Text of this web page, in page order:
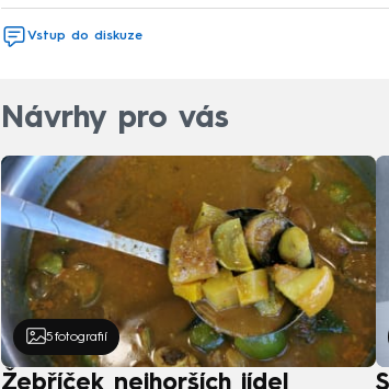
Vstup do diskuze
Návrhy pro vás
5 fotografií
Žebříček nejhorších jídel